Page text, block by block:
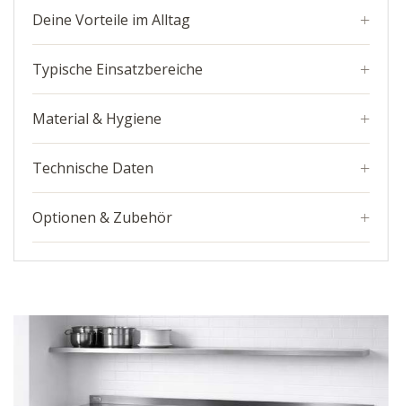
Deine Vorteile im Alltag
Typische Einsatzbereiche
Material & Hygiene
Technische Daten
Optionen & Zubehör